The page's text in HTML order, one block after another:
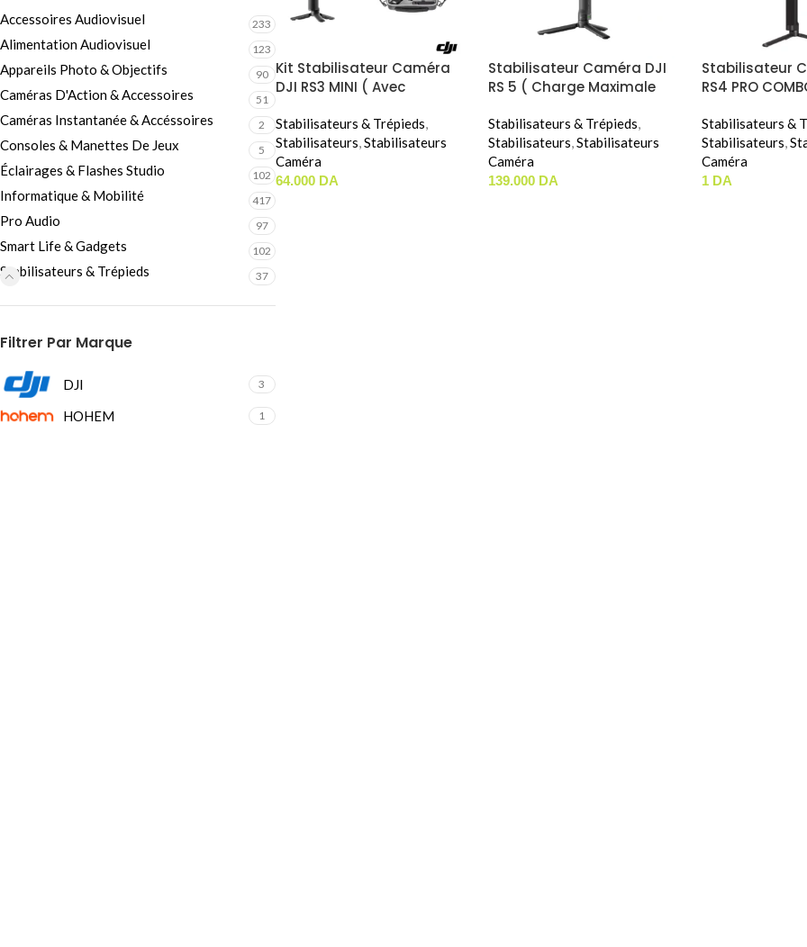
Câbles Video
Accessoires Audiovisuel 233
Alimentation Audiovisuel 123
Appareils Photo & Objectifs 90
Caméras D'Action & Accessoires 51
Caméras Instantanée & Accéssoires 2
Consoles & Manettes De Jeux 5
Éclairages & Flashes Studio 102
Informatique & Mobilité 417
Pro Audio 97
Smart Life & Gadgets 102
Stabilisateurs & Trépieds 37
Filtrer Par Marque
DJI 3
HOHEM 1
Kit Stabilisateur Caméra
DJI RS3 MINI ( Avec
Pochette Moule Spécial )
Stabilisateurs & Trépieds,
Stabilisateurs,Stabilisateurs
Caméra
64.000 DA
Stabilisateur Caméra DJI
RS 5 ( Charge Maximale
Stabilisateurs & Trépieds,
Stabilisateurs,Stabilisateurs
Caméra
139.000 DA
Stabilisateur
RS4 PRO
Stabilisateurs &
Stabilisateurs,
Caméra
1 DA